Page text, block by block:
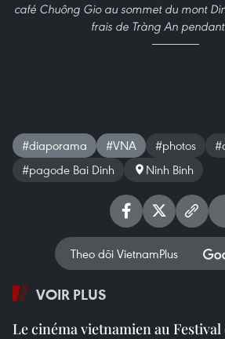
café Chuông Gio au sommet du mont
frais de Tràng An
#diaporama #VNA #photos
#pagode Bai Dinh
Ninh Binh
Theo dõi VietnamPlus
VOIR PLUS
Le cinéma vietnamien au Festival